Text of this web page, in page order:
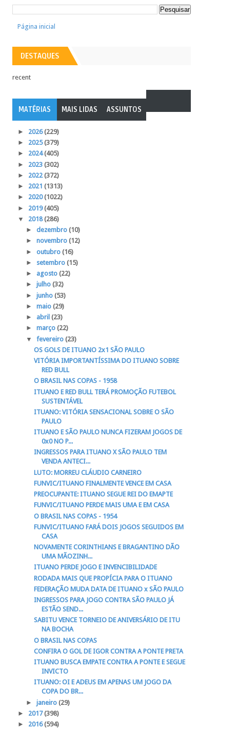
Página inicial
DESTAQUES
recent
MATÉRIAS MAIS LIDAS ASSUNTOS
► 2026(229)
► 2025(379)
► 2024(405)
► 2023 (302)
► 2022(372)
► 2021 (1313)
► 2020(1022)
► 2019(405)
▼ 2018(286)
► dezembro (10)
► novembro (12)
► outubro (16)
► setembro (15)
► agosto (22)
► julho (32)
► junho (53)
► maio (29)
► abril (23)
► março (22)
▼ fevereiro (23)
OS GOLS DE ITUANO 2x1 SÃO PAULO
VITÓRIA IMPORTANTÍSSIMA DO ITUANO SOBRE
RED BULL
O BRASIL NAS COPAS - 1958
ITUANO E RED BULL TERÁ PROMOÇÃO FUTEBOL
SUSTENTÁVEL
ITUANO: VITÓRIA SENSACIONAL SOBRE O SÃO
PAULO
ITUANO E SÃO PAULO NUNCA FIZERAM JOGOS DE
0x0 NO P...
INGRESSOS PARA ITUANO X SÃO PAULO TEM
VENDA ANTECI...
LUTO: MORREU CLÁUDIO CARNEIRO
FUNVIC/ITUANO FINALMENTE VENCE EM CASA
PREOCUPANTE: ITUANO SEGUE REI DO EMAPTE
FUNVIC/ITUANO PERDE MAIS UMA E EM CASA
O BRASIL NAS COPAS - 1954
FUNVIC/ITUANO FARÁ DOIS JOGOS SEGUIDOS EM
CASA
NOVAMENTE CORINTHIANS E BRAGANTINO DÃO
UMA MÃOZINH...
ITUANO PERDE JOGO E INVENCIBILIDADE
RODADA MAIS QUE PROPÍCIA PARA O ITUANO
FEDERAÇÃO MUDA DATA DE ITUANO x SÃO PAULO
INGRESSOS PARA JOGO CONTRA SÃO PAULO JÁ
ESTÃO SEND...
SABITU VENCE TORNEIO DE ANIVERSÁRIO DE ITU
NA BOCHA
O BRASIL NAS COPAS
CONFIRA O GOL DE IGOR CONTRA A PONTE PRETA
ITUANO BUSCA EMPATE CONTRA A PONTE E SEGUE
INVICTO
ITUANO: OI E ADEUS EM APENAS UM JOGO DA
COPA DO BR...
► janeiro (29)
► 2017(398)
► 2016(594)